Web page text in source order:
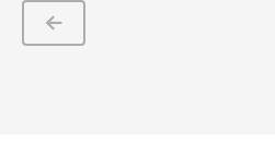
rotineiro se erra menos.
muitas vezes o